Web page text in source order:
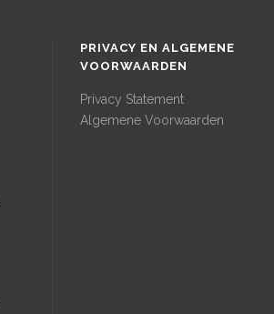
PRIVACY EN ALGEMENE
VOORWAARDEN
Privacy Statement
Algemene Voorwaarden